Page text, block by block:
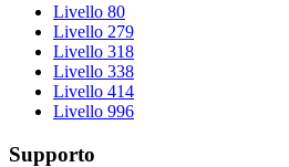
Livello 80
Livello 279
Livello 318
Livello 338
Livello 414
Livello 996
Supporto